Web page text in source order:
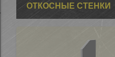
ОТКОСНЫЕ СТЕНКИ